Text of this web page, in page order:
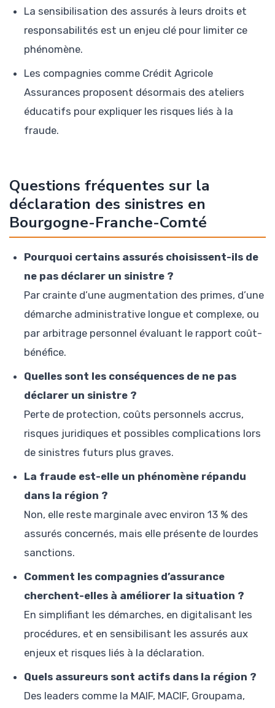
La sensibilisation des assurés à leurs droits et
responsabilités est un enjeu clé pour limiter ce
phénomène.
Les compagnies comme Crédit Agricole
Assurances proposent désormais des ateliers
éducatifs pour expliquer les risques liés à la
fraude.
Questions fréquentes sur la
déclaration des sinistres en
Bourgogne-Franche-Comté
Pourquoi certains assurés choisissent-ils de
ne pas déclarer un sinistre ?
Par crainte d’une augmentation des primes, d’une
démarche administrative longue et complexe, ou
par arbitrage personnel évaluant le rapport coût-
bénéfice.
Quelles sont les conséquences de ne pas
déclarer un sinistre ?
Perte de protection, coûts personnels accrus,
risques juridiques et possibles complications lors
de sinistres futurs plus graves.
La fraude est-elle un phénomène répandu
dans la région ?
Non, elle reste marginale avec environ 13 % des
assurés concernés, mais elle présente de lourdes
sanctions.
Comment les compagnies d’assurance
cherchent-elles à améliorer la situation ?
En simplifiant les démarches, en digitalisant les
procédures, et en sensibilisant les assurés aux
enjeux et risques liés à la déclaration.
Quels assureurs sont actifs dans la région ?
Des leaders comme la MAIF, MACIF, Groupama,